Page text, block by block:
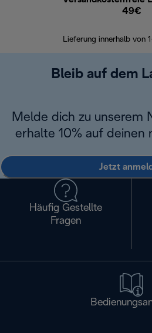
49€
Lieferung innerhalb von
Bleib auf dem
Melde dich zu unserem
erhalte 10% auf deinen
Jetzt
Häufig Gestellte
Fragen